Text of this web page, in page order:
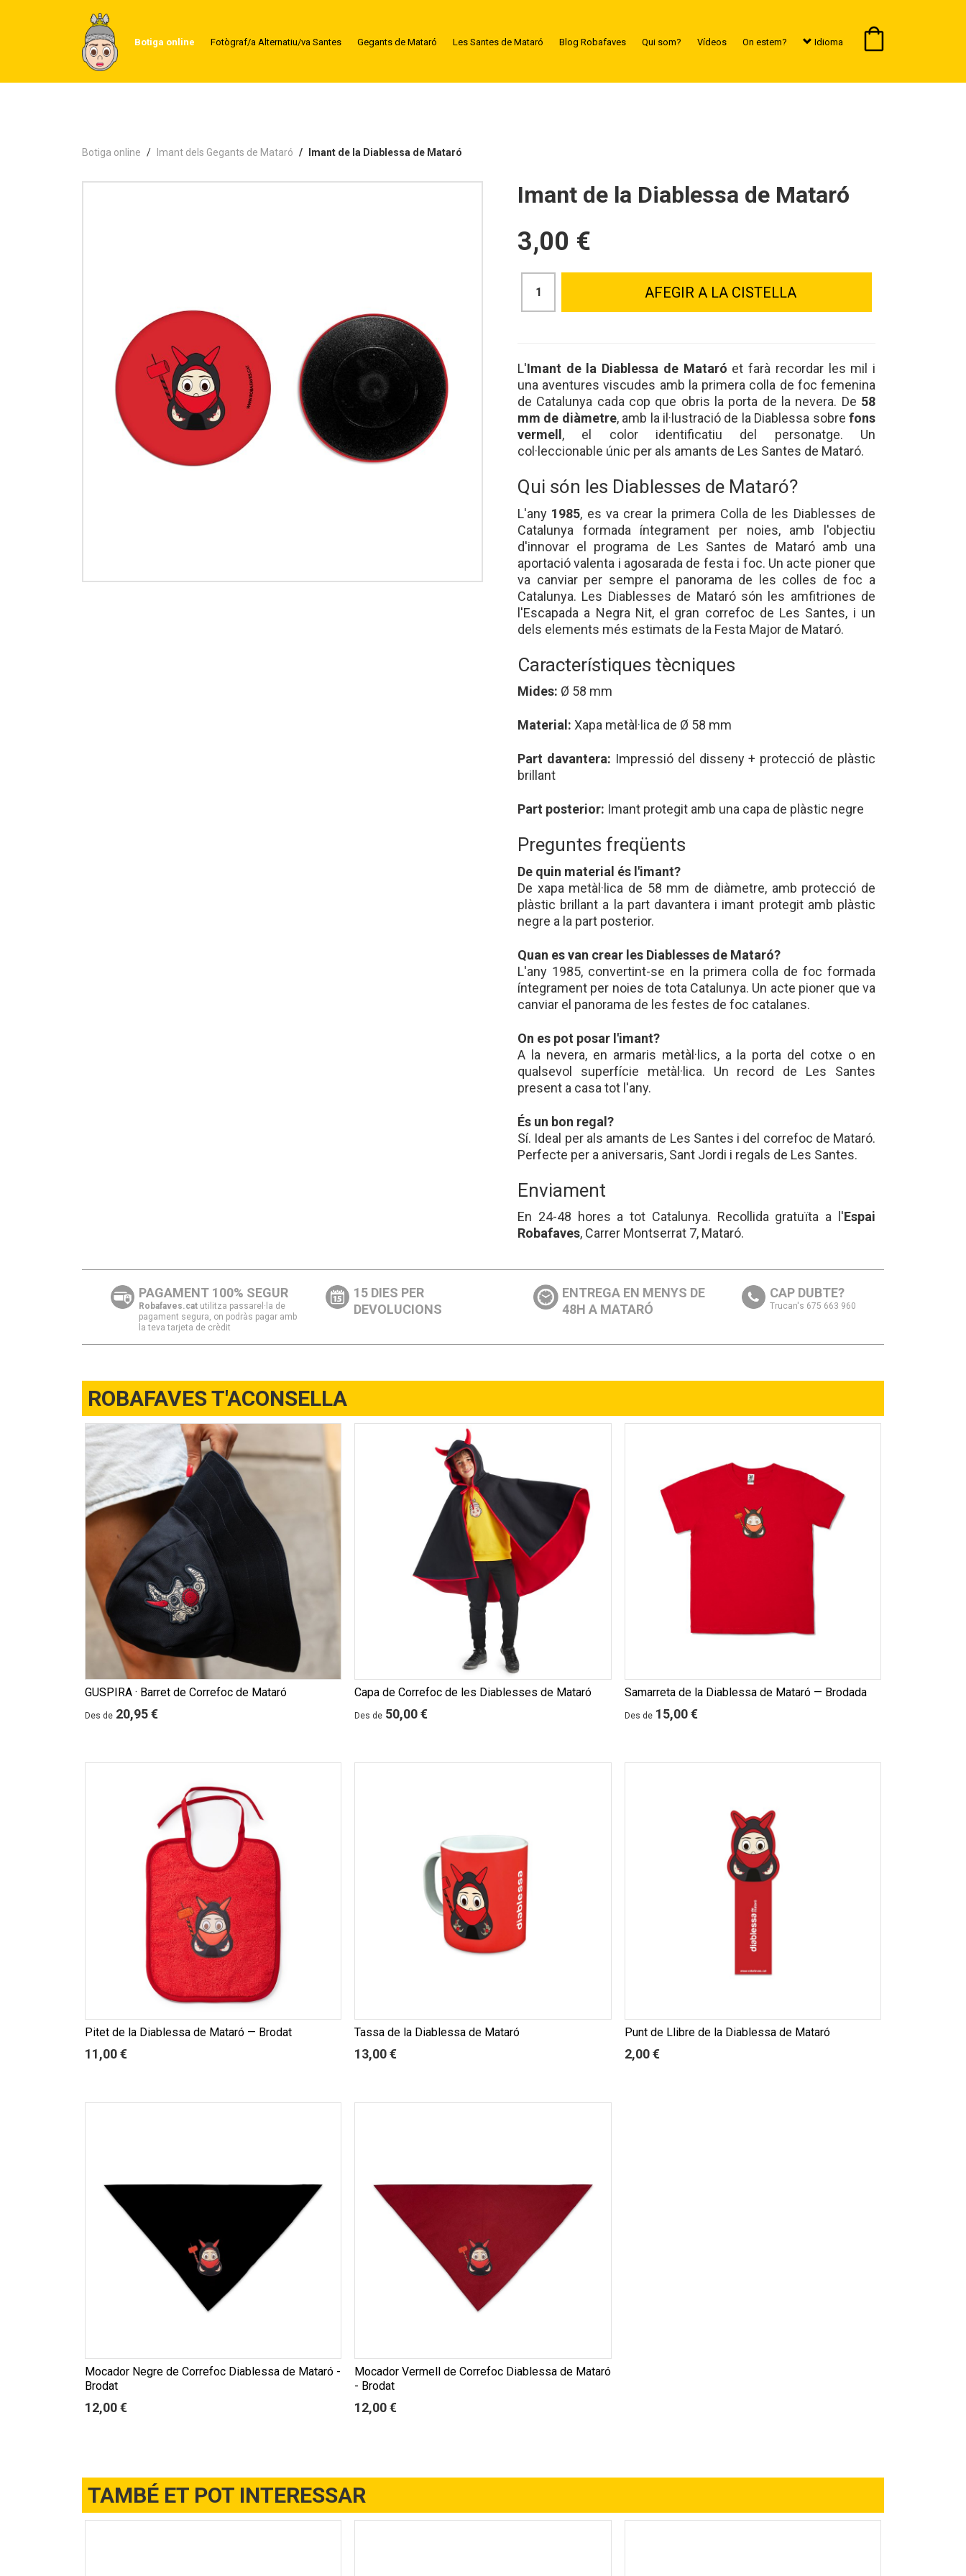
Botiga online Fotògraf/a Alternatiu/va Santes Gegants de Mataró Les Santes de Mataró Blog Robafaves Qui som? Vídeos On estem? Idioma
Botiga online Imant dels Gegants de Mataró Imant de la Diablessa de Mataró
Imant de la Diablessa de Mataró
3,00 €
AFEGIR A LA CISTELLA
L'Imant de la Diablessa de Mataró et farà recordar les mil i
una aventures viscudes amb la primera colla de foc femenina
de Catalunya cada cop que obris la porta de la nevera. De 58
mm de diàmetre, amb la il·lustració de la Diablessa sobrefons
vermell , el color identificatiu del personatge. Un
col·leccionable únic per als amants de Les Santes de Mataró.
Qui són les Diablesses de Mataró?
L'any 1985, es va crear la primera Colla de les Diablesses de
Catalunya formada íntegrament per noies, amb l'objectiu
d'innovar el programa de Les Santes de Mataró amb una
aportació valenta i agosarada de festa i foc. Un acte pioner que
va canviar per sempre el panorama de les colles de foc a
Catalunya. Les Diablesses de Mataró són les amfitriones de
l'Escapada a Negra Nit, el gran correfoc de Les Santes, i un
dels elements més estimats de la Festa Major de Mataró.
Característiques tècniques
Mides: Ø 58 mm
Material: Xapa metàl·lica de Ø 58 mm
Part davantera: Impressió del disseny + protecció de plàstic
brillant
Part posterior: Imant protegit amb una capa de plàstic negre
Preguntes freqüents
De quin material és l'imant?
De xapa metàl·lica de 58 mm de diàmetre, amb protecció de
plàstic brillant a la part davantera i imant protegit amb plàstic
negre a la part posterior.
Quan es van crear les Diablesses de Mataró?
L'any 1985, convertint-se en la primera colla de foc formada
íntegrament per noies de tota Catalunya. Un acte pioner que va
canviar el panorama de les festes de foc catalanes.
On es pot posar l'imant?
A la nevera, en armaris metàl·lics, a la porta del cotxe o en
qualsevol superfície metàl·lica. Un record de Les Santes
present a casa tot l'any.
És un bon regal?
Sí. Ideal per als amants de Les Santes i del correfoc de Mataró.
Perfecte per a aniversaris, Sant Jordi i regals de Les Santes.
Enviament
En 24-48 hores a tot Catalunya. Recollida gratuïta a l'Espai
Robafaves, Carrer Montserrat 7, Mataró.
PAGAMENT 100% SEGUR
Robafaves.cat utilitza passarel·la de
pagament segura, on podràs pagar amb
la teva tarjeta de crèdit
15 DIES PER
DEVOLUCIONS
ENTREGA EN MENYS DE
48H A MATARÓ
CAP DUBTE?
Trucan's 675 663 960
ROBAFAVES T'ACONSELLA
GUSPIRA · Barret de Correfoc de Mataró
Des de 20,95 €
Capa de Correfoc de les Diablesses de Mataró
Des de 50,00 €
Samarreta de la Diablessa de Mataró — Brodada
Des de 15,00 €
Pitet de la Diablessa de Mataró — Brodat
11,00 €
Tassa de la Diablessa de Mataró
13,00 €
Punt de Llibre de la Diablessa de Mataró
2,00 €
Mocador Negre de Correfoc Diablessa de Mataró -
Brodat
12,00 €
Mocador Vermell de Correfoc Diablessa de Mataró
- Brodat
12,00 €
TAMBÉ ET POT INTERESSAR